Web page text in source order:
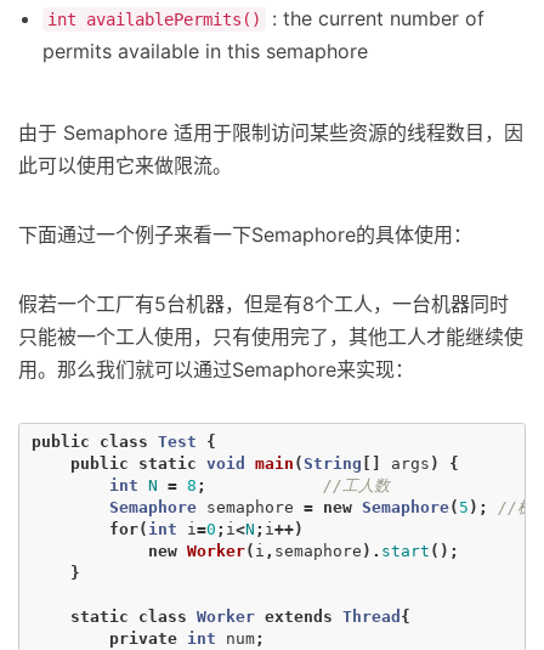
int availablePermits()
: the current number of
permits available in this semaphore
由于 Semaphore 适用于限制访问某些资源的线程数目，因
此可以使用它来做限流。
下面通过一个例子来看一下Semaphore的具体使用：
假若一个工厂有5台机器，但是有8个工人，一台机器同时
只能被一个工人使用，只有使用完了，其他工人才能继续使
用。那么我们就可以通过Semaphore来实现：
public class Test
{
public
static void main (String args )
{
int N = 8 ;
//工人数
Semaphore semaphore = new Semaphore( 5 );
//机
for( int i=0 ; i<N ; i++)
new Worker( i , semaphore ). start ();
}
static class Worker extends Thread {
private int num;